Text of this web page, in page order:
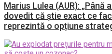
Marius Lulea (AUR): „Până
dovedit că știe exact ce
reprezintă o opțiune